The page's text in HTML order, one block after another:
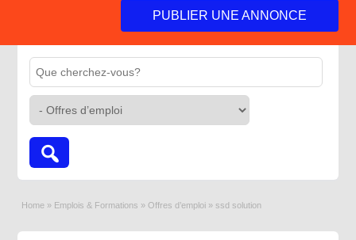
PUBLIER UNE ANNONCE
Home » Emplois & Formations » Offres d’emploi » ssd solution